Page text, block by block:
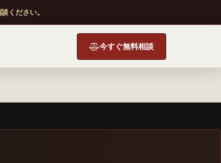
ください。
今すぐ無料相談